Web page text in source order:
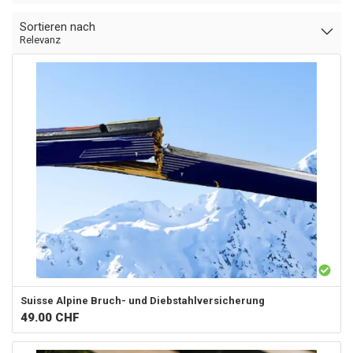
Sortieren nach
Relevanz
Suisse Alpine Bruch- und Diebstahlversicherung
49.00 CHF